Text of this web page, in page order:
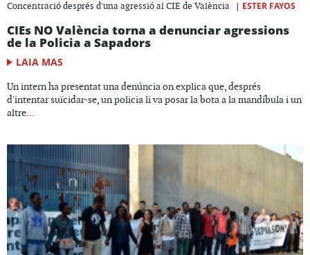
Concentració després d'una agressió al CIE de València | ESTER FAYOS
CIEs NO València torna a denunciar agressions
de la Policia a Sapadors
LAIA MAS
Un intern ha presentat una denúncia on explica que, després
d'intentar suïcidar-se, un policia li va posar la bota a la mandíbula i un
altre...